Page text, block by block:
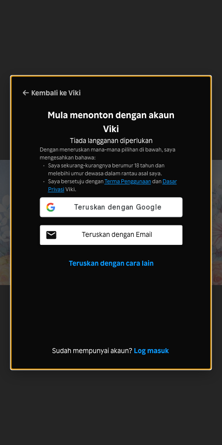
Kembali ke Viki
Mula menonton dengan akaun
Viki
Tiada langganan diperlukan
Dengan meneruskan mana-mana pilihan di bawah, saya
mengesahkan bahawa:
Saya sekurang-kurangnya berumur 18 tahun dan
melebihi umur dewasa dalam rantau asal saya.
Saya bersetuju denganTerma Penggunaandan Dasar
Privasi Viki.
Teruskan dengan Email
Teruskan dengan cara lain
Sudah mempunyai akaun? Log masuk